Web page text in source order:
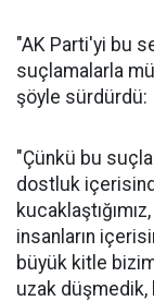
"AK Parti'yi bu
suçlamalarla
şöyle sürdürdü:
"Çünkü bu
dostluk
insanların
büyük kitle
uzak düşmedik,